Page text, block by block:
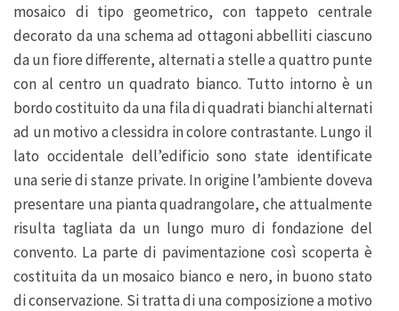
mosaico di tipo geometrico, con tappeto centrale
decorato da una schema ad ottagoni abbelliti ciascuno
da un fiore differente, alternati a stelle a quattro punte
con al centro un quadrato bianco. Tutto intorno è un
bordo costituito da una fila di quadrati bianchi alternati
ad un motivo a clessidra in colore contrastante. Lungo il
lato occidentale dell’edificio sono state identificate
una serie di stanze private. In origine l’ambiente doveva
presentare una pianta quadrangolare, che attualmente
risulta tagliata da un lungo muro di fondazione del
convento. La parte di pavimentazione così scoperta è
costituita da un mosaico bianco e nero, in buono stato
di conservazione. Si tratta di una composizione a motivo